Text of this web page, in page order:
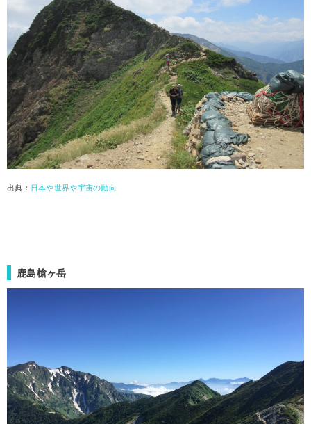
出典： 日本や世界や宇宙の動向
鹿島槍ヶ岳